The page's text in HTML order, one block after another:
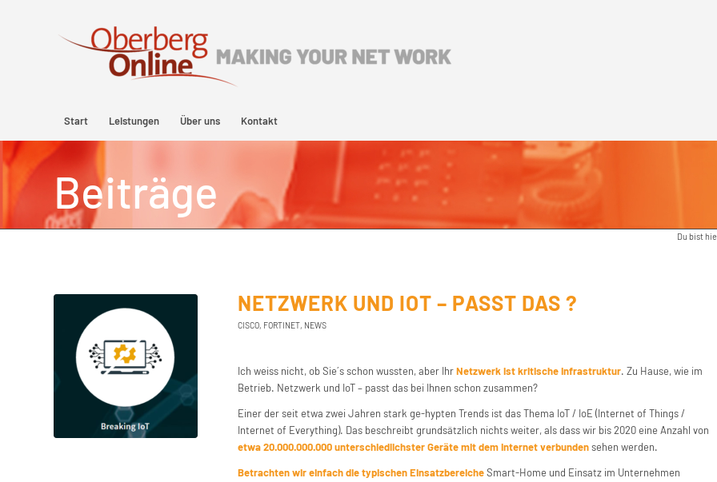
Start Leistungen Über uns Kontakt
Beiträge
Du bist
NETZWERK UND IOT – PASST DAS ?
CISCO, FORTINET, NEWS
Ich weiss nicht, ob Sie´s schon wussten, aber IhrNetzwerk ist kritische Infrastruktur. Zu Hause, wie im
Betrieb. Netzwerk und IoT – passt das bei Ihnen schon zusammen?
Einer der seit etwa zwei Jahren stark ge-hypten Trends ist das Thema IoT / IoE (Internet of Things /
Internet of Everything). Das beschreibt grundsätzlich nichts weiter, als dass wir bis 2020 eine Anzahl von
etwa 20.000.000.000 unterschiedlichster Geräte mit dem Internet verbundensehen werden.
Betrachten wir einfach die typischen EinsatzbereicheSmart-Home und Einsatz im Unternehmen